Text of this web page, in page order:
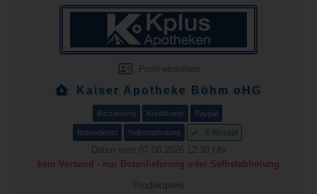
Profil einsehen
Kaiser Apotheke Böhm oHG
Barzahlung Kreditkarte Paypal
Botendienst Selbstabholung E-Rezept
Daten vom 07.08.2026 12:30 Uhr
kein Versand - nur Botenlieferung oder Selbstabholung
Produktpreis